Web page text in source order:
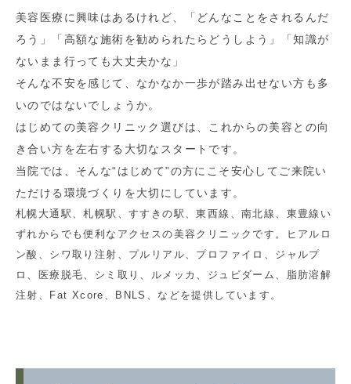
美容医療に興味はあるけれど、「どんなことをされるんだ
ろう」「高額な施術を勧められたらどうしよう」「知識が
ないまま行っても大丈夫かな」
そんな不安を感じて、なかなか一歩が踏み出せない方も多
いのではないでしょうか。
はじめての美容クリニック選びは、これからの美容との向
き合い方を左右する大切なスタートです。
当院では、そんな“はじめて”の方にこそ安心してご来院い
ただける環境づくりを大切にしています。
札幌大通駅、札幌駅、すすきの駅、東西線、南北線、東豊線い
ずれからでも便利なアクセスの美容クリニックです。ヒアルロ
ン酸、シワ取り注射、プルリアル、プロファイロ、ジャルプ
ロ、医療脱毛、シミ取り、ルメッカ、ジュビダーム、脂肪溶解
注射、Fat Xcore、BNLS、などを提供しています。